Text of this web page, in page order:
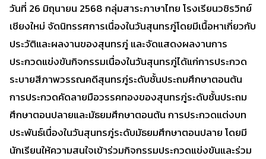
วันที่ 26 มิถุนายน 2568 กลุ่มสาระภาษาไทย โรงเรียนวชิรวิทย์
เชียงใหม่ จัดนิทรรศการเนื่องในวันสุนทรภู่โดยมีเนื้อหาเกี่ยวกับ
ประวัติและผลงานของสุนทรภู่ และจัดแสดงผลงานการ
ประกวดแข่งขันกิจกรรมเนื่องในวันสุนทรภู่ได้แก่การประกวด
ระบายสีภาพวรรณคดีสุนทรภู่ระดับชั้นประถมศึกษาตอนต้น
การประกวดคัดลายมือวรรคทองของสุนทรภู่ระดับชั้นประถม
ศึกษาตอนปลายและมัธยมศึกษาตอนต้น การประกวดแต่งบท
ประพันธ์เนื่องในวันสุนทรภู่ระดับมัธยมศึกษาตอนปลาย โดยมี
นักเรียนให้ความสนใจเข้าร่วมกิจกรรมประกวดแข่งขันและร่วม